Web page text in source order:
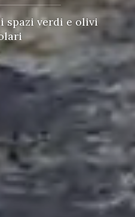
spazi verdi e olivi